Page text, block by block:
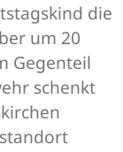
die
um 20
Gegenteil
schenkt